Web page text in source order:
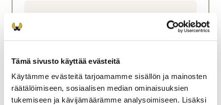
Tämä sivusto käyttää evästeitä
Käytämme evästeitä tarjoamamme sisällön ja mainosten
räätälöimiseen, sosiaalisen median ominaisuuksien
tukemiseen ja kävijämäärämme analysoimiseen. Lisäksi
0400 936 333